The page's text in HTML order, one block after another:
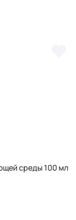
среды 100 мл